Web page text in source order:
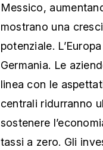
Messico,
mostrano una
potenziale.
Germania. Le
linea con le
centrali ridurranno
sostenere
tassi a zero. Gli